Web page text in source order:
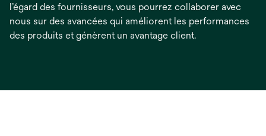
l’égard des fournisseurs, vous pourrez collaborer avec
nous sur des avancées qui améliorent les performances
des produits et génèrent un avantage client.